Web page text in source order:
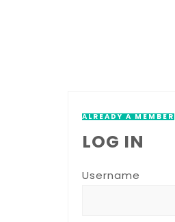
ALREADY A MEMBER
LOG IN
Username